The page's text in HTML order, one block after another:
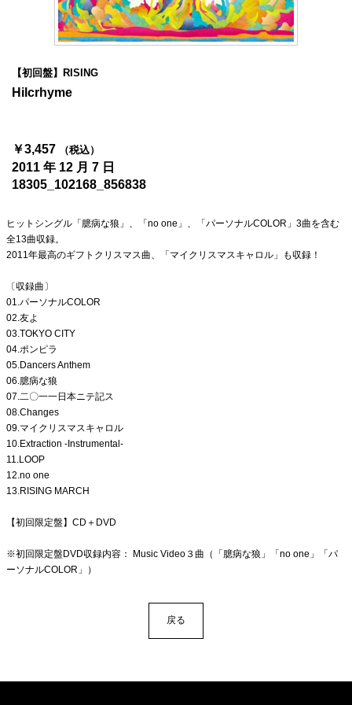
Mobile
【初回盤】RISING
Hilcrhyme
￥3,457 （税込）
2011 年 12 月 7 日
18305_102168_856838
ヒットシングル「臆病な狼」、「no one」、「パーソナルCOLOR」3曲を含む
全13曲収録。
2011年最高のギフトクリスマス曲、「マイクリスマスキャロル」も収録！
〔収録曲〕
01.パーソナルCOLOR
02.友よ
03.TOKYO CITY
04.ポンピラ
05.Dancers Anthem
06.臆病な狼
07.二〇一一日本ニテ記ス
08.Changes
09.マイクリスマスキャロル
10.Extraction -Instrumental-
11.LOOP
12.no one
13.RISING MARCH
【初回限定盤】CD＋DVD
※初回限定盤DVD収録内容： Music Video３曲（「臆病な狼」「no one」「パ
ーソナルCOLOR」）
戻る